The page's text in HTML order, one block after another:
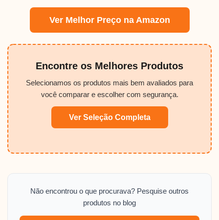
Ver Melhor Preço na Amazon
Encontre os Melhores Produtos
Selecionamos os produtos mais bem avaliados para
você comparar e escolher com segurança.
Ver Seleção Completa
Não encontrou o que procurava? Pesquise outros
produtos no blog